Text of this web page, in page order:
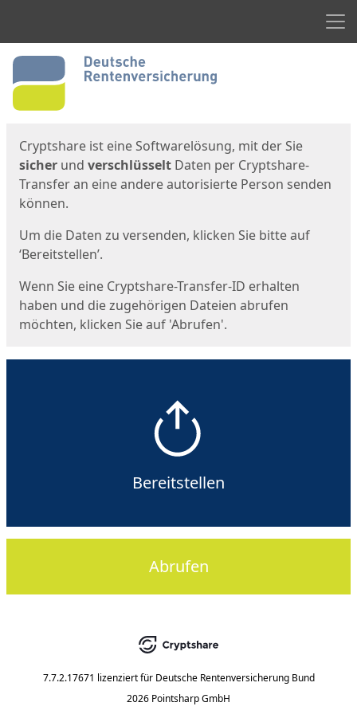
Start
Cryptshare ist eine Softwarelösung, mit der Sie
sicher und verschlüsselt Daten per Cryptshare-
Transfer an eine andere autorisierte Person senden
können.
Um die Daten zu versenden, klicken Sie bitte auf
‘Bereitstellen’.
Wenn Sie eine Cryptshare-Transfer-ID erhalten
haben und die zugehörigen Dateien abrufen
möchten, klicken Sie auf 'Abrufen'.
Bereitstellen
Abrufen
7.7.2.17671 lizenziert für Deutsche Rentenversicherung Bund
2026 Pointsharp GmbH